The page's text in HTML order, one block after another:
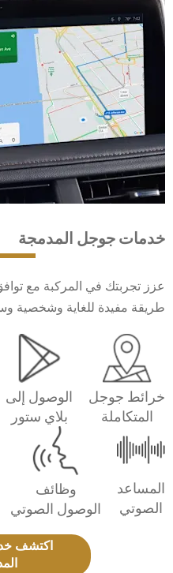
خدمات جوجل المدمجة
عزز تجربتك في المركبة مع
طريقة مفيدة للغاية وشخصية
خرائط جوجل
المتكاملة
الوصول إلى
بلاي ستور
المساعد
الصوتي
وظائف
الوصول الصوتي
اكتشف